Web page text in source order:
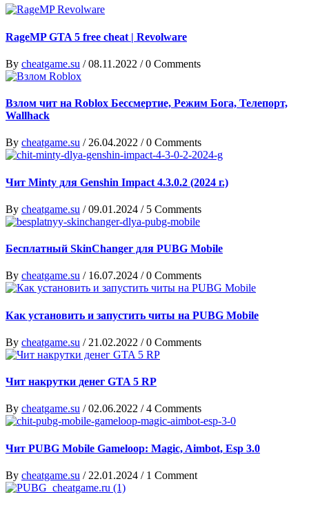
RageMP GTA 5 free cheat | Revolware
By cheatgame.su /08.11.2022 /0 Comments
Взлом чит на Roblox Бессмертие, Режим Бога, Телепорт,
Wallhack
By cheatgame.su / 26.04.2022 /0 Comments
Чит Minty для Genshin Impact 4.3.0.2 (2024 г.)
By cheatgame.su /09.01.2024 / 5 Comments
Бесплатный SkinChanger для PUBG Mobile
By cheatgame.su / 16.07.2024 /0 Comments
Как установить и запустить читы на PUBG Mobile
By cheatgame.su / 21.02.2022 /0 Comments
Чит накрутки денег GTA 5 RP
By cheatgame.su /02.06.2022 /4 Comments
Чит PUBG Mobile Gameloop: Magic, Aimbot, Esp 3.0
By cheatgame.su / 22.01.2024 / 1 Comment